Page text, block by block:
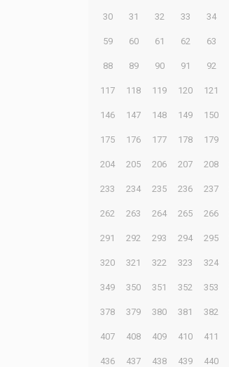
30 31 32 33 34
59 60 61 62 63
88 89 90 91 92
117 118 119 120 121
146 147 148 149 150
175 176 177 178 179
204 205 206 207 208
233 234 235 236 237
262 263 264 265 266
291 292 293 294 295
320 321 322 323 324
349 350 351 352 353
378 379 380 381 382
407 408 409 410 411
436 437 438 439 440